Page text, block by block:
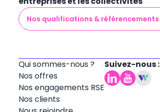
Nos qualifications & référencements
Qui sommes-nous ?
Nos offres
Nos engagements RSE
Nos clients
Suivez-nous :